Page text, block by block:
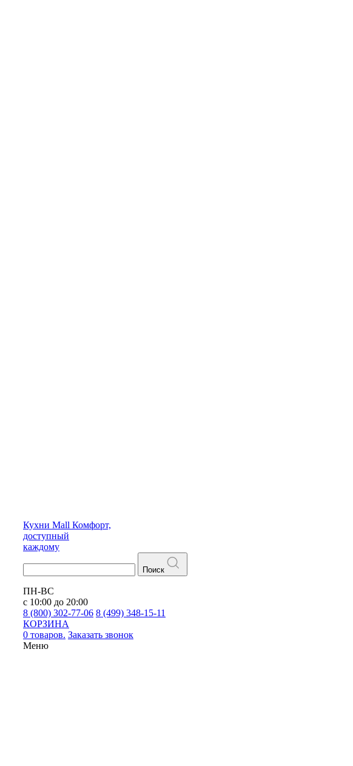
Кухни Mall Комфорт,
доступный
каждому
Поиск
ПН-ВС
с 10:00 до 20:00
8 (800) 302-77-06 8 (499) 348-15-11
КОРЗИНА
0 товаров. Заказать звонок
Меню